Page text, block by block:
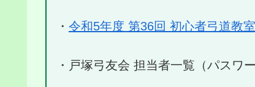
・ 令和5年度 第36回 初心者弓道教
・戸塚弓友会 担当者一覧（パスワ